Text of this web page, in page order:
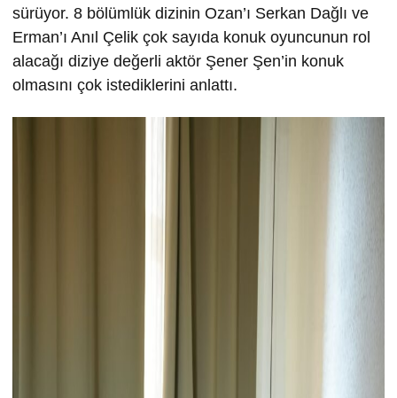
sürüyor. 8 bölümlük dizinin Ozan’ı Serkan Dağlı ve
Erman’ı Anıl Çelik çok sayıda konuk oyuncunun rol
alacağı diziye değerli aktör Şener Şen’in konuk
olmasını çok istediklerini anlattı.